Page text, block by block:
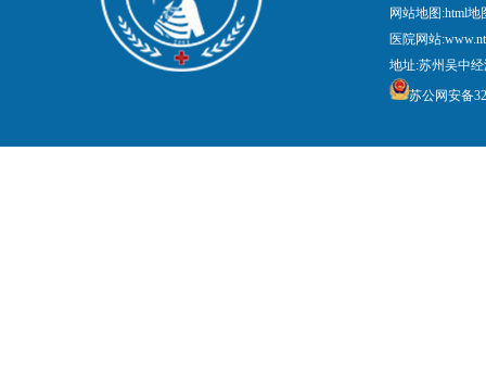
网站地图:html地
医院网站
地址:苏州吴中
苏公网安备